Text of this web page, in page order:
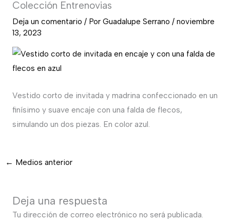
Colección Entrenovias
Deja un comentario / Por Guadalupe Serrano / noviembre
13, 2023
Vestido corto de invitada y madrina confeccionado en un
finísimo y suave encaje con una falda de flecos,
simulando un dos piezas. En color azul.
← Medios anterior
Deja una respuesta
Tu dirección de correo electrónico no será publicada.